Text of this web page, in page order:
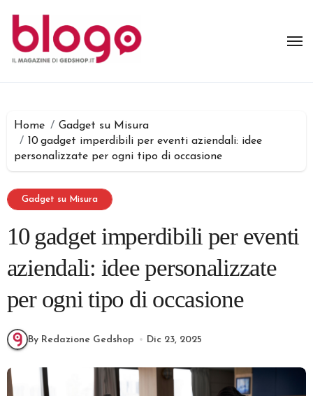
contenuto
Home
Gadget su Misura
10 gadget imperdibili per eventi aziendali: idee
personalizzate per ogni tipo di occasione
Gadget su Misura
10 gadget imperdibili per eventi
aziendali: idee personalizzate
per ogni tipo di occasione
By Redazione Gedshop Dic 23, 2025